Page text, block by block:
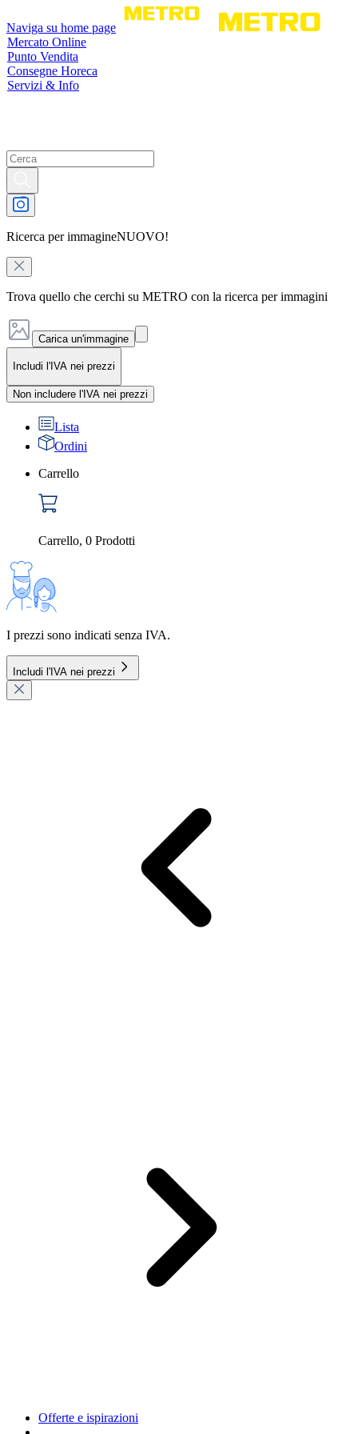
Naviga su home page
Mercato Online
Punto Vendita
Consegne Horeca
Servizi & Info
Ricerca per immagineNUOVO!
Trova quello che cerchi su METRO con la ricerca per immagini
Carica un'immagine
Includi l'IVA nei prezzi
Non includere l'IVA nei prezzi
Lista
Ordini
Carrello
Carrello, 0 Prodotti
I prezzi sono indicati senza IVA.
Includi l'IVA nei prezzi
Offerte e ispirazioni